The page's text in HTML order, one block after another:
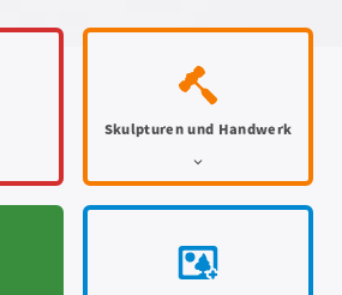
Skulpturen und Handwerk